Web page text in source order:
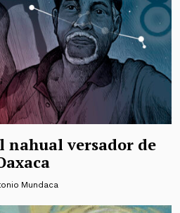
nahual versador de
Mundaca